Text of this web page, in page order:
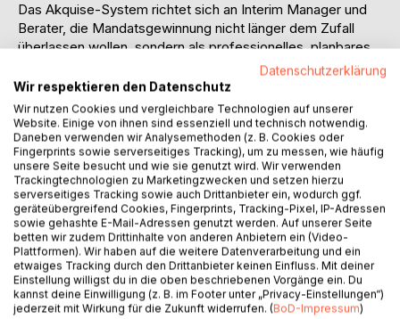
Das Akquise-System richtet sich an Interim Manager und
Berater, die Mandatsgewinnung nicht länger dem Zufall
überlassen wollen, sondern als professionelles, planbares
System verstehen und umsetzen möchten. Es verbindet
den strategischen Aufbau mit praxis-erprobten Routinen
und zeigt, wie aus sporadischer Akquise ein verlässlicher
Prozess wird - auch neben einem laufenden Mandat und
ohne ausgeprägtes Marketingwissen.
Im Mittelpunkt steht die systematische Vorgehensweise,
welche die für eine zuverlässige Auftragsakquise
notwendigen Marketing- und Vertriebsaktivitäten in eine
klare Logik bringt: verständlich, umsetzbar und ohne
Marketing-Theater. Schritt für Schritt entsteht eine
nachbaubare Strategie, die alle relevanten
Einzelmaßnahmen implementiert und miteinander
synchronisiert. So wird aus "irgendwie kommt schon was"
Datenschutzerklärung
Wir respektieren den Datenschutz
Wir nutzen Cookies und vergleichbare Technologien auf unserer
Website. Einige von ihnen sind essenziell und technisch notwendig.
Daneben verwenden wir Analysemethoden (z. B. Cookies oder
Fingerprints sowie serverseitiges Tracking), um zu messen, wie häufig
unsere Seite besucht und wie sie genutzt wird. Wir verwenden
Trackingtechnologien zu Marketingzwecken und setzen hierzu
serverseitiges Tracking sowie auch Drittanbieter ein, wodurch ggf.
geräteübergreifend Cookies, Fingerprints, Tracking-Pixel, IP-Adressen
sowie gehashte E-Mail-Adressen genutzt werden. Auf unserer Seite
betten wir zudem Drittinhalte von anderen Anbietern ein (Video-
Plattformen). Wir haben auf die weitere Datenverarbeitung und ein
etwaiges Tracking durch den Drittanbieter keinen Einfluss. Mit deiner
Einstellung willigst du in die oben beschriebenen Vorgänge ein. Du
kannst deine Einwilligung (z. B. im Footer unter „Privacy-Einstellungen“)
jederzeit mit Wirkung für die Zukunft widerrufen. (BoD-Impressum)